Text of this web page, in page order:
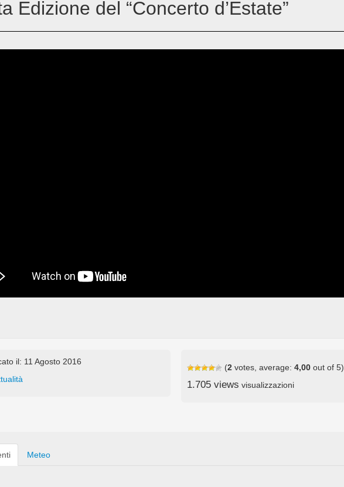
Edizione del “Concerto d’Estate”
il: 11 Agosto 2016
(2votes, average: 4,00out of 5)
1.705 views visualizzazioni
Meteo